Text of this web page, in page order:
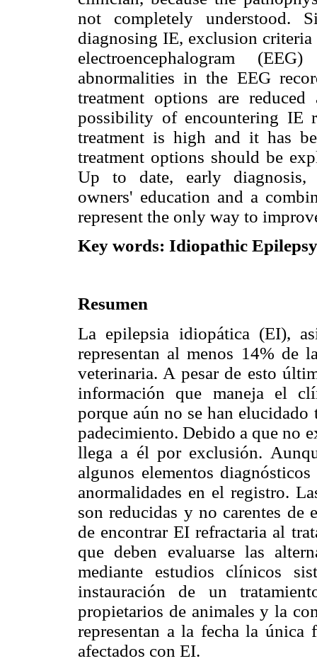
not completely understood.
diagnosing IE, exclusion
electroencephalogram
abnormalities in the EEG
treatment options are
possibility of encountering IE
treatment is high and it has
treatment options should be
Up to date, early diagnosis,
owners' education and a
represent the only way to
Key words: Idiopathic
Resumen
La epilepsia idiopática (EI),
representan al menos 14% de
veterinaria. A pesar de esto
información que maneja el
porque aún no se han
padecimiento. Debido a que no
llega a él por exclusión.
algunos elementos
anormalidades en el registro.
son reducidas y no carentes de
de encontrar EI refractaria al
que deben evaluarse las
mediante estudios clínicos
instauración de un
propietarios de animales y la
representan a la fecha la única
afectados con EI.